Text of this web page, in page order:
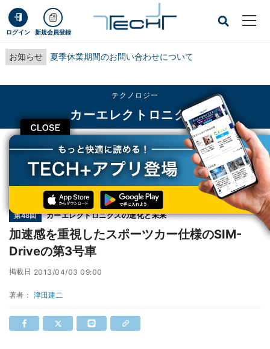
ログイン 新規会員登録
お知らせ 夏季休業期間のお問い合わせについて
CLOSE
テクノロジー
カーエレクトロニクス
TECH+ テクノロジー
カーエレクトロニクス
加速感を重視したスポーツカー仕様のSIM-Driveの第3号車
第48回 カーエレクトロニクスの進化と未来
加速感を重視したスポーツカー仕様のSIM-
Driveの第3号車
掲載日 2013/04/03 09:00
著者： 津田建二